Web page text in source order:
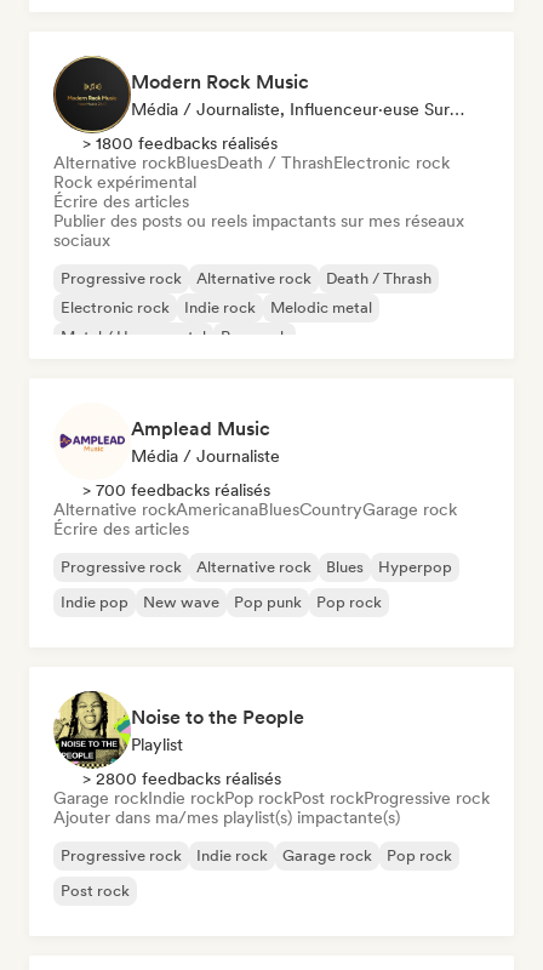
Modern Rock Music
Média / Journaliste, Influenceur·euse Sur Les Réseaux Sociaux
> 1800 feedbacks réalisés
Alternative rockBluesDeath / ThrashElectronic rock
Rock expérimental
Écrire des articles
Publier des posts ou reels impactants sur mes réseaux
sociaux
Progressive rock Alternative rock
Death / Thrash
Electronic rock
Indie rock
Melodic metal
Metal / Heavy metal
Pop punk
Amplead Music
Média / Journaliste
> 700 feedbacks réalisés
Alternative rockAmericanaBluesCountryGarage rock
Écrire des articles
Progressive rock Alternative rock Blues
Hyperpop
Indie pop
New wave Pop punk Pop rock
Noise to the People
Playlist
> 2800 feedbacks réalisés
Garage rockIndie rockPop rockPost rockProgressive rock
Ajouter dans ma/mes playlist(s) impactante(s)
Progressive rock Indie rock Garage rock
Pop rock
Post rock